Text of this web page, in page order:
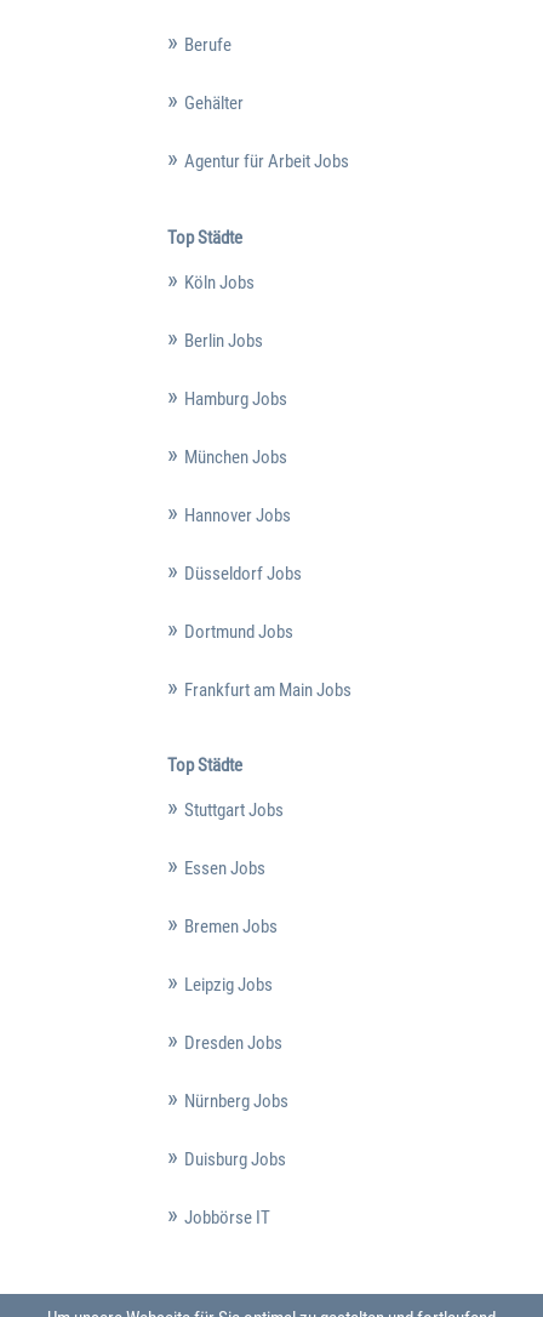
Berufe
Gehälter
Agentur für Arbeit Jobs
Top Städte
Köln Jobs
Berlin Jobs
Hamburg Jobs
München Jobs
Hannover Jobs
Düsseldorf Jobs
Dortmund Jobs
Frankfurt am Main Jobs
Top Städte
Stuttgart Jobs
Essen Jobs
Bremen Jobs
Leipzig Jobs
Dresden Jobs
Nürnberg Jobs
Duisburg Jobs
Jobbörse IT